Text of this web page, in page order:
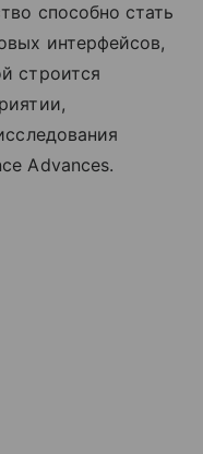
способно стать
интерфейсов,
строится
Advances.